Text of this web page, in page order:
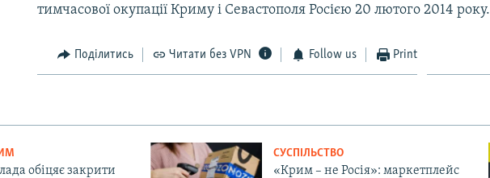
тимчасової окупації Криму і Севастополя Росією 20 лютого 2014 року.
Поділитись Читати без VPN Follow us Print
обіцяє закрити
СУСПІЛЬСТВО
«Крим – не Росія»: маркетплейс